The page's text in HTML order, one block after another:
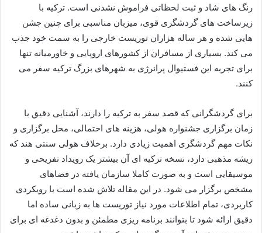
رنگ های شاد و ثبت لحظاتی فراموش نشدنی است. ترکیه با
زیرساخت های گردشگری قوی، میزبان مناسبی برای چنین جشن
هایی شده و هر ساله هزاران توریست خارجی را به سمت خود جذب
می کند. بسیاری از مسافران از کشورهای اروپایی و خاورمیانه تنها
برای تجربه این فستیوال پرانرژی به شهرهای بزرگ ترکیه سفر می
کنند.
برای گردشگرانی که قصد سفر به ترکیه را دارند، آشنایی دقیق با
زمان برگزاری جشنواره هولی، هزینه های احتمالی، محل برگزاری و
نکات مهم گردشگری اهمیت زیادی دارد. برخلاف هولی سنتی هند که
ریشه مذهبی دارد، نسخه ترکیه ای آن بیشتر یک رویداد تفریحی و
موسیقایی است و به صورت کاملا سازمان یافته در فضاهای
مشخص برگزار می شود. در این مقاله تلاش شده است با رویکردی
کاربردی، تمام اطلاعات مورد نیاز توریست ها به زبانی ساده اما
دقیق ارائه شود تا بتوانند برنامه ریزی مطمئن و بدون دغدغه ای برای